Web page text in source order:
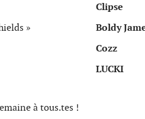
Clipse
»
Boldy
Cozz
LUCKI
à tous.tes !